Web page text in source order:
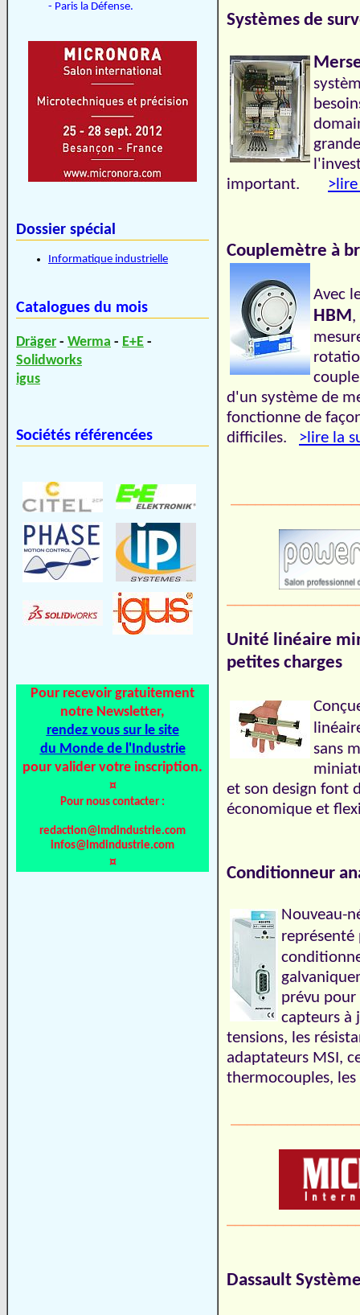
- Paris la Défense.
Dossier spécial
Informatique industrielle
Catalogues du mois
Dräger - Werma - E+E -
Solidworks
igus
Sociétés référencées
Pour recevoir gratuitement
notre Newsletter,
rendez vous sur le site
du Monde de l'Industrie
pour valider votre inscription.
¤
Pour nous contacter :
redaction@lmdindustrie.com
infos@lmdindustrie.com
¤
Systèmes de
important.
Couplemètre à
Avec
HBM,
d'un système de
fonctionne de
difficiles. >lire la
Unité linéaire
petites charges
sans
et son design font
économique et
Conditionneur
Nouveau-
prévu
capteurs à
tensions, les
adaptateurs MSI,
thermocouples,
Dassault